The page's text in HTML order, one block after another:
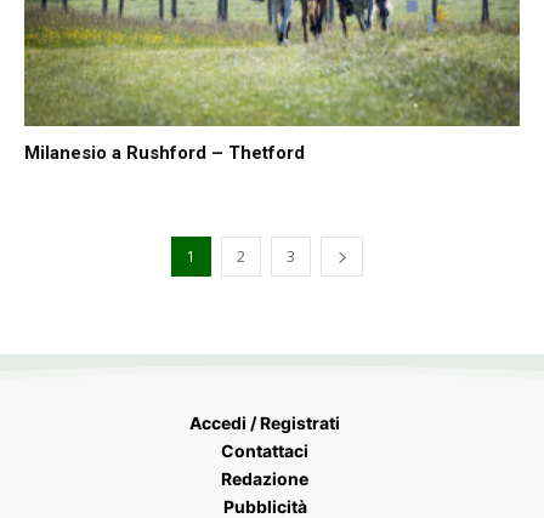
Milanesio a Rushford – Thetford
1 2 3
Accedi / Registrati
Contattaci
Redazione
Pubblicità